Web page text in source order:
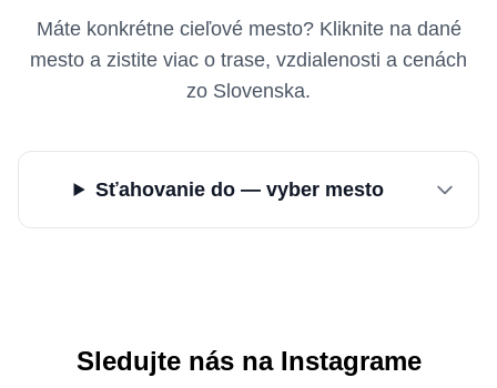
Máte konkrétne cieľové mesto? Kliknite na dané
mesto a zistite viac o trase, vzdialenosti a cenách
zo Slovenska.
Sťahovanie do — vyber mesto
Sledujte nás na Instagrame